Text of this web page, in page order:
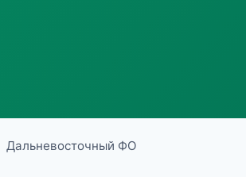
Дальневосточный ФО